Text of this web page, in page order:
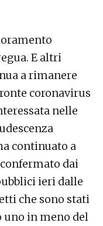
E altri
a rimanere
coronavirus
nelle
continuato a
dai
ieri dalle
che sono stati
uno in meno del